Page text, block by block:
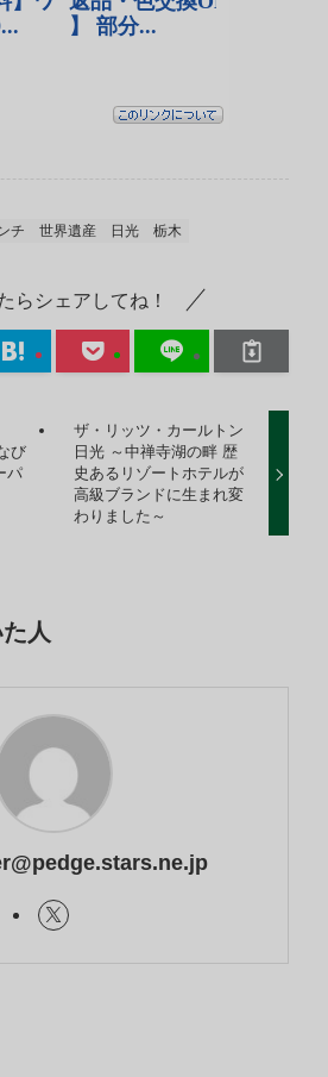
チ 世界遺産 日光 栃木
らシェアしてね！
び
パ
ザ・リッツ・カールトン
日光 ～中禅寺湖の畔 歴
史あるリゾートホテルが
高級ブランドに生まれ変
わりました～
人